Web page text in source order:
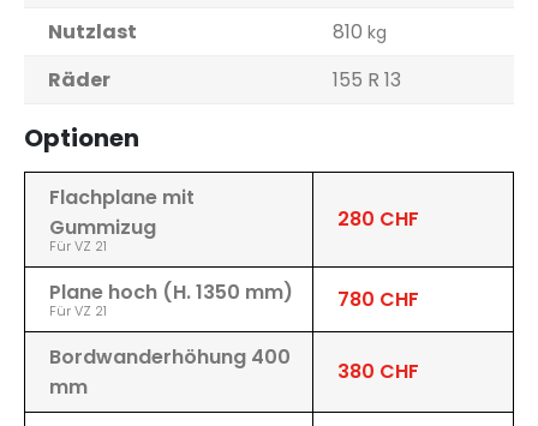
Nutzlast 810 kg
Räder 155 R 13
Optionen
Flachplane mit
Gummizug
Für VZ 21
280 CHF
Plane hoch (H. 1350 mm)
Für VZ 21 780 CHF
Bordwanderhöhung 400
mm
380 CHF